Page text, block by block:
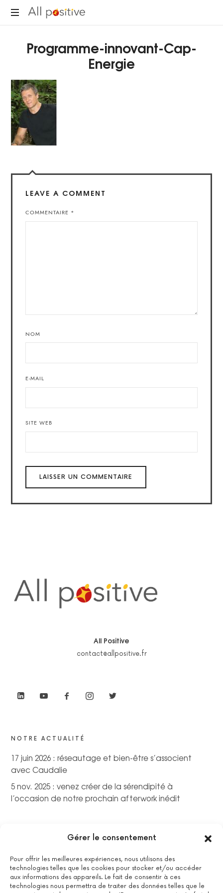
Gérer le consentement
Pour offrir les meilleures expériences, nous utilisons des
technologies telles que les cookies pour stocker et/ou accéder
aux informations des appareils. Le fait de consentir à ces
technologies nous permettra de traiter des données telles que le
All
pour
seProgramme-innovant-Cap-
Energie
LEAVE A COMMENT
COMMENTAIRE *
NOM
E-MAIL
SITE WEB
All Positive
contact@allpositive.fr
NOTRE ACTUALITÉ
17 juin 2026 : réseautage et bien-être s’associent
avec Caudalie
5 nov. 2025 : venez créer de la sérendipité à
l’occasion de notre prochain afterwork inédit